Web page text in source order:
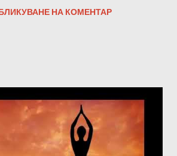
НА КОМЕНТАР